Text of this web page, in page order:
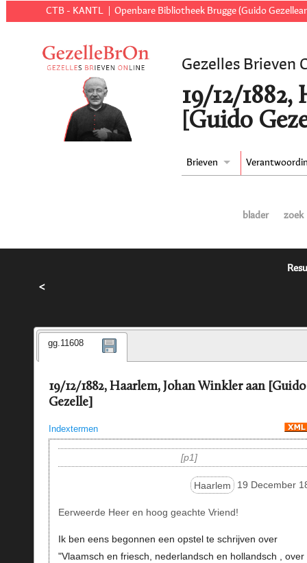
CTB - KANTL Openbare Bibliotheek Brugge (Guido
Gezelles Brieven
19/12/
[Guido
Brieven
blader zoek
<
gg.11608
19/12/1882, Haarlem, Johan Winkler aan [Guido
Gezelle]
Indextermen
p1
Haarlem 19 December
Eerweerde Heer en hoog geachte Vriend!
Ik ben eens begonnen een opstel te schrijven over
"Vlaamsch en friesch, nederlandsch en hollandsch , over